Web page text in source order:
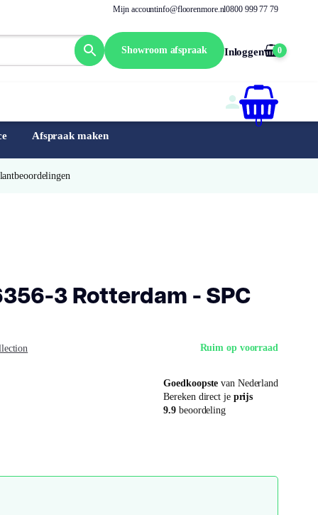
Mijn accountinfo@floorenmore.nl0800 999 77 79
Showroom afspraak Inloggen 0
0
Afspraak maken
3 Rotterdam - SPC
Ruim op voorraad
Goedkoopstevan Nederland
Bereken direct je prijs
9.9beoordeling